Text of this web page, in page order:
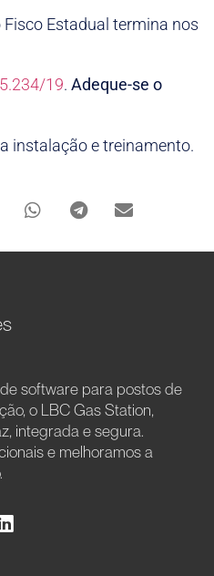
Estadual termina nos
19.Adeque-se o
instalação e treinamento.
software para postos de
o LBC Gas Station,
integrada e segura.
e melhoramos a